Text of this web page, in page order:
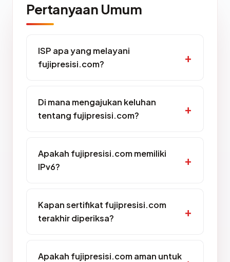
Pertanyaan Umum
ISP apa yang melayani
fujipresisi.com?
Di mana mengajukan keluhan
tentang fujipresisi.com?
Apakah fujipresisi.com memiliki
IPv6?
Kapan sertifikat fujipresisi.com
terakhir diperiksa?
Apakah fujipresisi.com aman untuk